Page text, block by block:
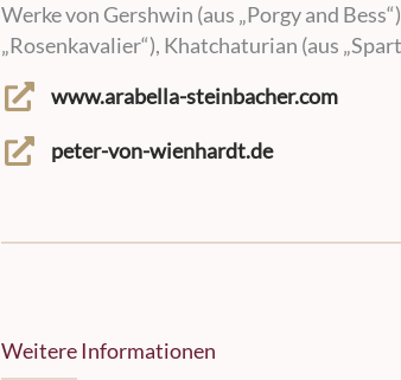
Werke von Gershwin (aus „Porgy and
„Rosenkavalier“), Khatchaturian (aus
www.arabella-steinbacher.com
peter-von-wienhardt.de
Weitere Informationen